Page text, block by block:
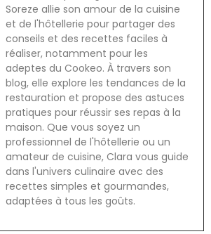
Soreze allie son amour de la cuisine
et de l'hôtellerie pour partager des
conseils et des recettes faciles à
réaliser, notamment pour les
adeptes du Cookeo. À travers son
blog, elle explore les tendances de la
restauration et propose des astuces
pratiques pour réussir ses repas à la
maison. Que vous soyez un
professionnel de l'hôtellerie ou un
amateur de cuisine, Clara vous guide
dans l'univers culinaire avec des
recettes simples et gourmandes,
adaptées à tous les goûts.